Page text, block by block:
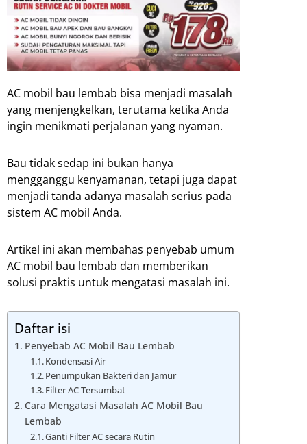
AC mobil bau lembab bisa menjadi masalah
yang menjengkelkan, terutama ketika Anda
ingin menikmati perjalanan yang nyaman.
Bau tidak sedap ini bukan hanya
mengganggu kenyamanan, tetapi juga dapat
menjadi tanda adanya masalah serius pada
sistem AC mobil Anda.
Artikel ini akan membahas penyebab umum
AC mobil bau lembab dan memberikan
solusi praktis untuk mengatasi masalah ini.
Daftar isi
Penyebab AC Mobil Bau Lembab
Kondensasi Air
Penumpukan Bakteri dan Jamur
Filter AC Tersumbat
Cara Mengatasi Masalah AC Mobil Bau
Lembab
Ganti Filter AC secara Rutin